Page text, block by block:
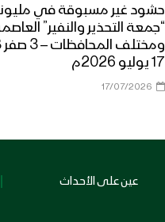
حشود غير مسبوقة في
“جمعة التحذير والنفير”
17 يوليو 2026م
17/07/2026
عين على الأحداث